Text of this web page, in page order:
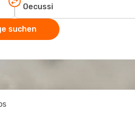
suchen